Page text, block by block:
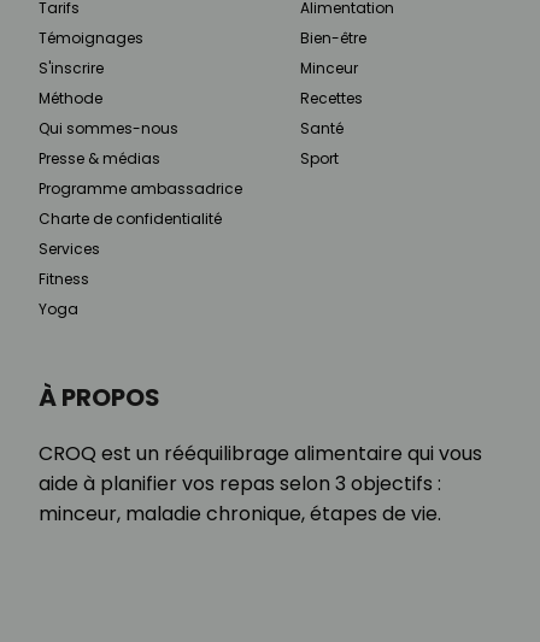
À PROPOS
CROQ est un rééquilibrage alimentaire qui vous
aide à planifier vos repas selon 3 objectifs :
minceur, maladie chronique, étapes de vie.
Tarifs
Témoignages
S'inscrire
Méthode
Qui sommes-nous
Presse & médias
Programme ambassadrice
Charte de confidentialité
Services
Fitness
Yoga
Alimentation
Bien-être
Minceur
Recettes
Santé
Sport